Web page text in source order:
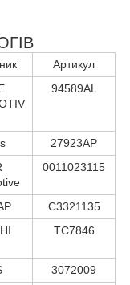
Артикул
94589AL
27923AP
0011023115
C3321135
TC7846
3072009